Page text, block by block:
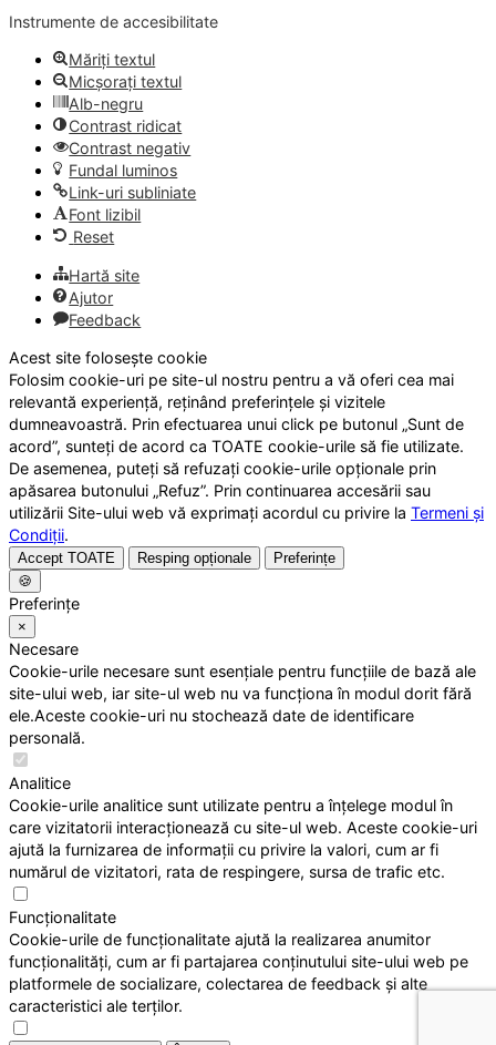
Instrumente de accesibilitate
Măriți textul
Micșorați textul
Alb-negru
Contrast ridicat
Contrast negativ
Fundal luminos
Link-uri subliniate
Font lizibil
Reset
Hartă site
Ajutor
Feedback
Acest site folosește cookie
Folosim cookie-uri pe site-ul nostru pentru a vă oferi cea mai
relevantă experiență, reținând preferințele și vizitele
dumneavoastră. Prin efectuarea unui click pe butonul „Sunt de
acord”, sunteți de acord ca TOATE cookie-urile să fie utilizate.
De asemenea, puteți să refuzați cookie-urile opționale prin
apăsarea butonului „Refuz”. Prin continuarea accesării sau
utilizării Site-ului web vă exprimați acordul cu privire la Termeni și
Condiții.
Accept TOATE Resping opționale
Preferințe
🍪
Preferințe
×
Necesare
Cookie-urile necesare sunt esențiale pentru funcțiile de bază ale
site-ului web, iar site-ul web nu va funcționa în modul dorit fără
ele.Aceste cookie-uri nu stochează date de identificare
personală.
Analitice
Cookie-urile analitice sunt utilizate pentru a înțelege modul în
care vizitatorii interacționează cu site-ul web. Aceste cookie-uri
ajută la furnizarea de informații cu privire la valori, cum ar fi
numărul de vizitatori, rata de respingere, sursa de trafic etc.
Funcționalitate
Cookie-urile de funcționalitate ajută la realizarea anumitor
funcționalități, cum ar fi partajarea conținutului site-ului web pe
platformele de socializare, colectarea de feedback și alte
caracteristici ale terților.